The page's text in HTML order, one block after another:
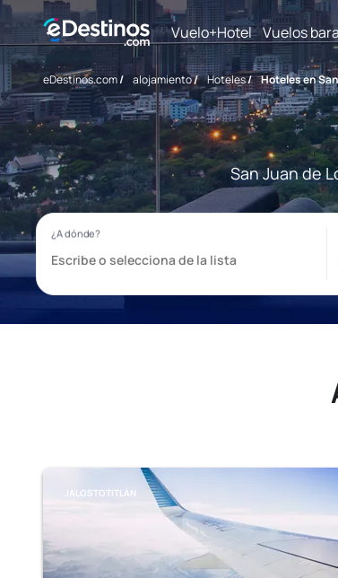
Vuelo+Hotel Vuelos
eDestinos.com/ alojamiento/ Hoteles/ Hoteles en
San Juan de
JALOSTOTITLÁN